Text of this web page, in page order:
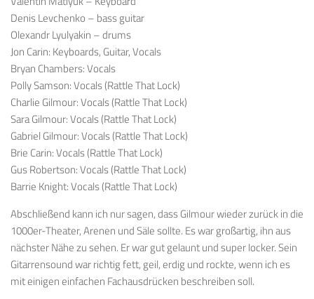
Denis Levchenko – bass guitar
Olexandr Lyulyakin – drums
Jon Carin: Keyboards, Guitar, Vocals
Bryan Chambers: Vocals
Polly Samson: Vocals (Rattle That Lock)
Charlie Gilmour: Vocals (Rattle That Lock)
Sara Gilmour: Vocals (Rattle That Lock)
Gabriel Gilmour: Vocals (Rattle That Lock)
Brie Carin: Vocals (Rattle That Lock)
Gus Robertson: Vocals (Rattle That Lock)
Barrie Knight: Vocals (Rattle That Lock)
Abschließend kann ich nur sagen, dass Gilmour wieder zurück in die
1000er-Theater, Arenen und Säle sollte. Es war großartig, ihn aus
nächster Nähe zu sehen. Er war gut gelaunt und super locker. Sein
Gitarrensound war richtig fett, geil, erdig und rockte, wenn ich es
mit einigen einfachen Fachausdrücken beschreiben soll.